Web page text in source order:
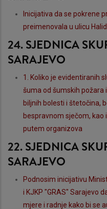
Inicijativa da se pokrene
preimenovala u ulicu
24. SJEDNICA
SARAJEVO
1. Koliko je evidentiranih
šuma od šumskih požara
biljnih bolesti i štetočina,
bespravnom sječom,
putem organizova
22. SJEDNICA
SARAJEVO
Podnosim inicijativu
i KJKP "GRAS" Sarajevo
mjere i radnje kako bi se